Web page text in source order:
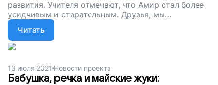
развития. Учителя отмечают, что Амир стал более
усидчивым и старательным. Друзья, мы
продолжаем сбор в поддержку нашего Центра
развития. Пусть у Амира и других особых ребят
будет больше возможностей!
Читать
13 июля 2021 Новости проекта
Бабушка, речка и майские жуки: